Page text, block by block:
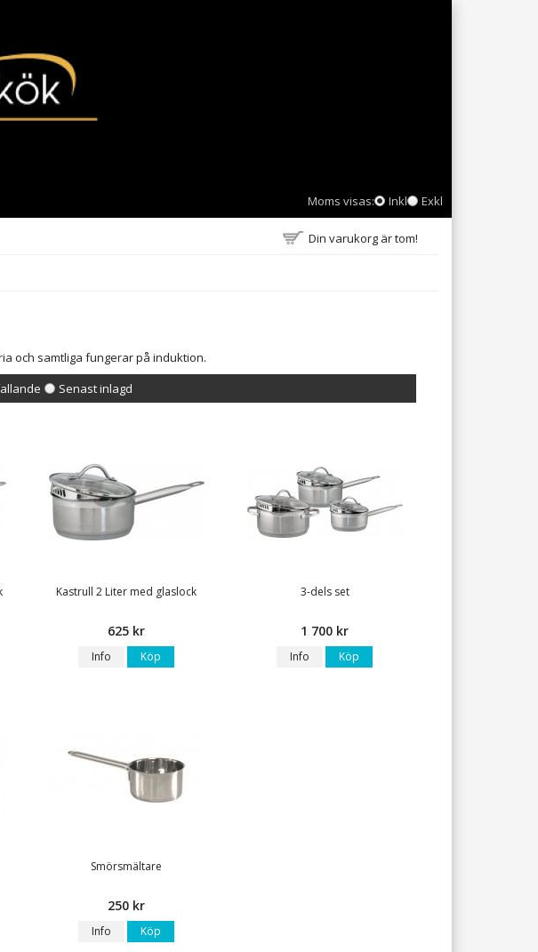
Moms visas: Inkl Exkl
Din varukorg är tom!
och samtliga fungerar på induktion.
Senast inlagd
Kastrull 2 Liter med glaslock
625 kr
Info Köp
3-dels set
1 700 kr
Info Köp
Smörsmältare
250 kr
Info Köp